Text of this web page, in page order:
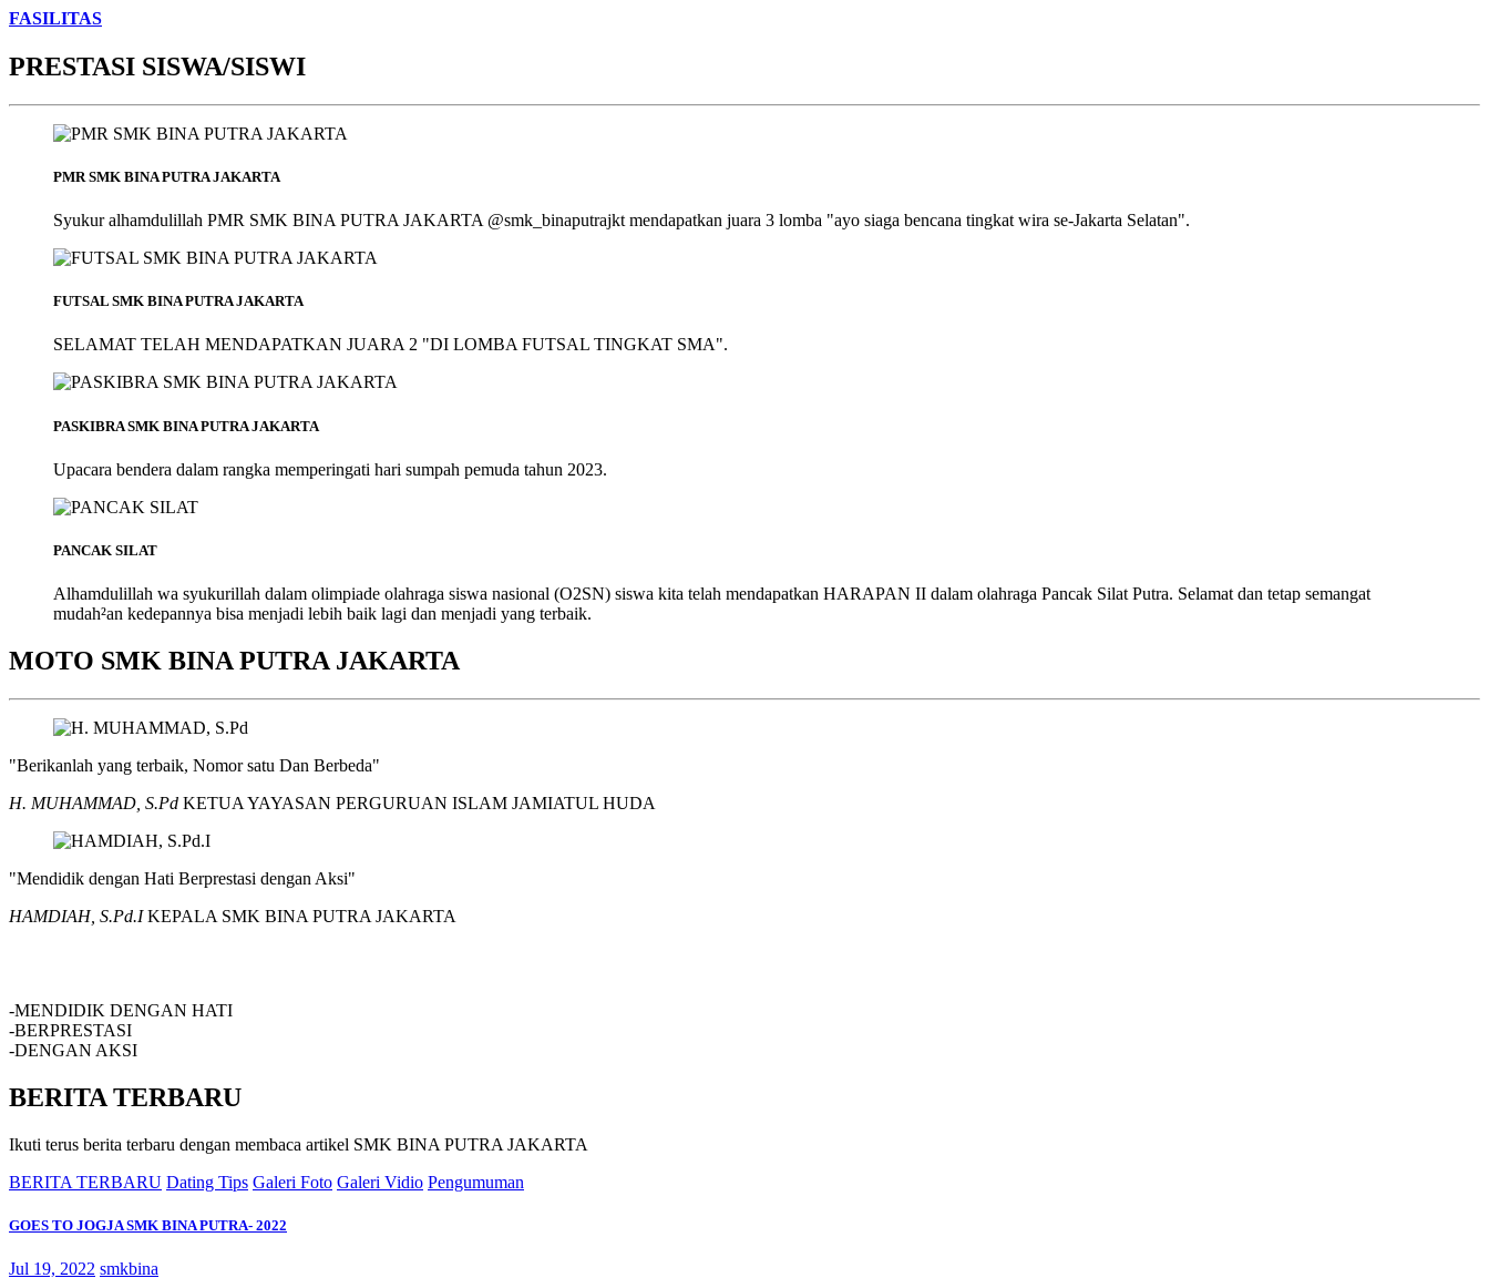
FASILITAS
PRESTASI SISWA/SISWI
PMR SMK BINA PUTRA JAKARTA
Syukur alhamdulillah PMR SMK BINA PUTRA JAKARTA @smk_binaputrajkt mendapatkan juara 3 lomba "ayo siaga bencana tingkat wira se-Jakarta Selatan".
FUTSAL SMK BINA PUTRA JAKARTA
SELAMAT TELAH MENDAPATKAN JUARA 2 "DI LOMBA FUTSAL TINGKAT SMA".
PASKIBRA SMK BINA PUTRA JAKARTA
Upacara bendera dalam rangka memperingati hari sumpah pemuda tahun 2023.
PANCAK SILAT
Alhamdulillah wa syukurillah dalam olimpiade olahraga siswa nasional (O2SN) siswa kita telah mendapatkan HARAPAN II dalam olahraga Pancak Silat Putra. Selamat dan tetap semangat
mudah²an kedepannya bisa menjadi lebih baik lagi dan menjadi yang terbaik.
MOTO SMK BINA PUTRA JAKARTA
"Berikanlah yang terbaik, Nomor satu Dan Berbeda"
H. MUHAMMAD, S.Pd KETUA YAYASAN PERGURUAN ISLAM JAMIATUL HUDA
"Mendidik dengan Hati Berprestasi dengan Aksi"
HAMDIAH, S.Pd.IKEPALA SMK BINA PUTRA JAKARTA
-MENDIDIK DENGAN HATI
-BERPRESTASI
-DENGAN AKSI
BERITA TERBARU
Ikuti terus berita terbaru dengan membaca artikel SMK BINA PUTRA JAKARTA
BERITA TERBARU Dating Tips Galeri Foto Galeri Vidio Pengumuman
GOES TO JOGJA SMK BINA PUTRA- 2022
Jul 19, 2022 smkbina